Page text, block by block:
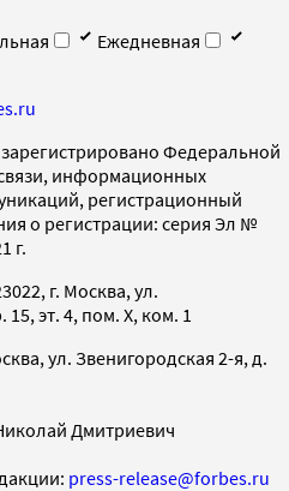
Ежедневная
зарегистрировано Федеральной
информационных
регистрационный
о регистрации: серия Эл №
г.
г. Москва, ул.
эт. 4, пом. X, ком. 1
ул. Звенигородская 2-я, д.
Дмитриевич
press-release@forbes.ru